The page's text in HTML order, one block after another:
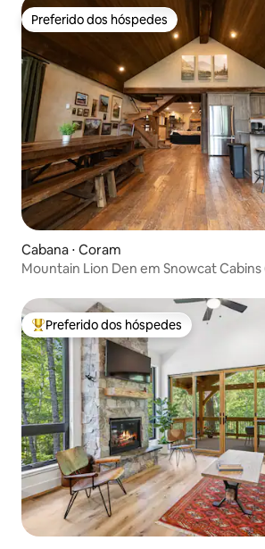
Preferido dos hóspedes
Preferido dos hóspedes
Cabana ⋅ Coram
Mountain Lion Den em Snowcat
Entre os melhores preferidos dos
Preferido dos hóspedes